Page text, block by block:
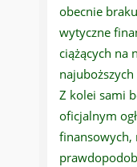
obecnie
wytyczne
ciążących na
Z kolei sami
oficjalnym
finansowych,